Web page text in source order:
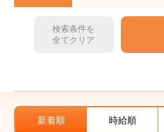
検索条件を
全てクリア
新着順 時給順